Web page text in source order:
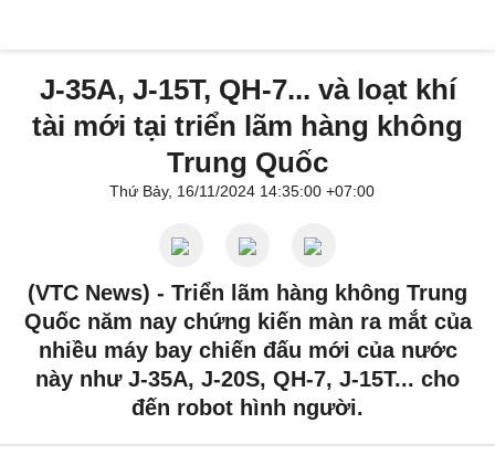
J-35A, J-15T, QH-7... và loạt khí
tài mới tại triển lãm hàng không
Trung Quốc
Thứ Bảy, 16/11/2024 14:35:00 +07:00
(VTC News) - Triển lãm hàng không Trung
Quốc năm nay chứng kiến màn ra mắt của
nhiều máy bay chiến đấu mới của nước
này như J-35A, J-20S, QH-7, J-15T... cho
đến robot hình người.